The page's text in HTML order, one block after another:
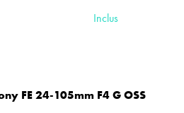
Inclus
FE 24-105mm F4 G OSS